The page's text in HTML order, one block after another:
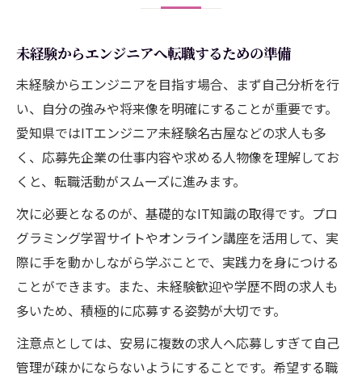
未経験からエンジニアへ転職するための準備
未経験からエンジニアを目指す場合、まず自己分析を行
い、自分の強みや将来像を明確にすることが重要です。
愛知県ではITエンジニア未経験名古屋などの求人も多
く、応募先企業の仕事内容や求める人物像を理解してお
くと、転職活動がスムーズに進みます。
次に必要となるのが、基礎的なIT知識の取得です。プロ
グラミング学習サイトやオンライン講座を活用して、実
際に手を動かしながら学ぶことで、実践力を身につける
ことができます。また、未経験歓迎や学歴不問の求人も
多いため、積極的に応募する姿勢が大切です。
注意点としては、安易に複数の求人へ応募しすぎて自己
管理が疎かにならないようにすることです。希望する職